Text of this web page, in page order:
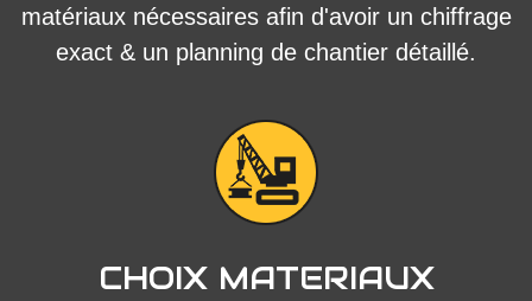
matériaux nécessaires afin d'avoir un chiffrage
exact & un planning de chantier détaillé.
CHOIX MATERIAUX